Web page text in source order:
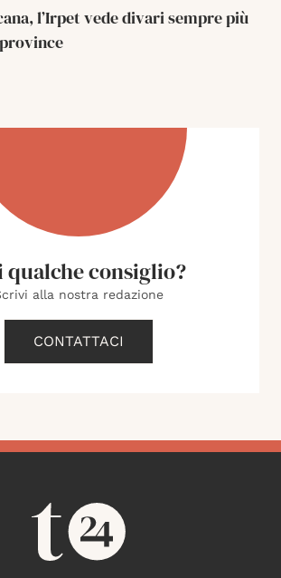
l’Irpet vede divari sempre più
qualche consiglio?
alla nostra redazione
CONTATTACI